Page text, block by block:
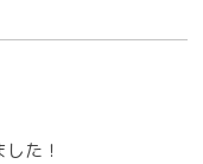
た！